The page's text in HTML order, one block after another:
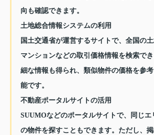
向も確認できます。
土地総合情報システムの利用
国土交通省が運営するサイトで、全国の土
マンションなどの取引価格情報を検索で
細な情報も得られ、類似物件の価格を参
能です。
不動産ポータルサイトの活用
SUUMOなどのポータルサイトで、同じエ
の物件を探すこともできます。ただし、